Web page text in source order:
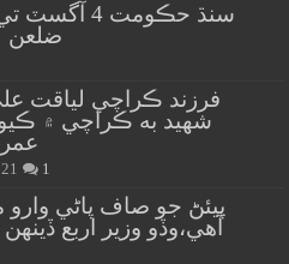
سنڌ حڪومت
ضلعن
شهيد به ڪراچي ۾ ڪيو
1
پيئڻ جو صاف پاڻي وارو
آهي،وڏو وزير اربع